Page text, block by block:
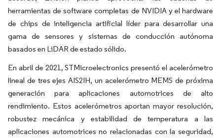
herramientas de software completas de NVIDIA y el hardware
de chips de inteligencia artificial líder para desarrollar una
gama de sensores y sistemas de conducción autónoma
basados en LiDAR de estado sólido.
En abril de 2021, STMicroelectronics presentó el acelerómetro
lineal de tres ejes AIS2IH, un acelerómetro MEMS de próxima
generación para aplicaciones automotrices de alto
rendimiento. Estos acelerómetros aportan mayor resolución,
robustez mecánica y estabilidad de temperatura a las
aplicaciones automotrices no relacionadas con la seguridad,